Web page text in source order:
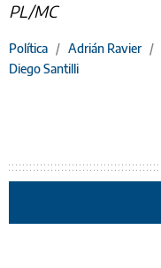
PL/MC
Política / Adrián Ravier /
Diego Santilli